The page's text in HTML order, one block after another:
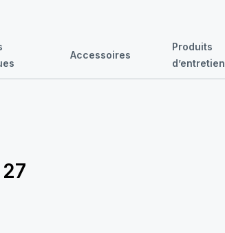
Accessoires
Produits
d’entretien
27